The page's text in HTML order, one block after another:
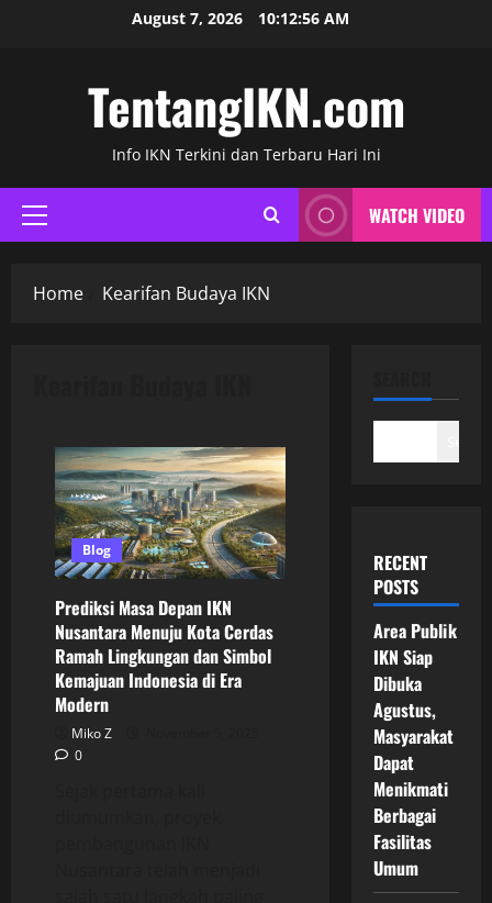
August 7, 2026 10:12:57 AM
TentangIKN.com
Info IKN Terkini dan Terbaru Hari Ini
Primary
Menu
WATCH VIDEO
Home Kearifan Budaya IKN
Blog
Prediksi Masa Depan IKN
Nusantara Menuju Kota Cerdas
Ramah Lingkungan dan Simbol
Kemajuan Indonesia di Era
Modern
Miko Z
0
RECENT
POSTS
Area Publik
IKN Siap
Dibuka
Agustus,
Masyarakat
Dapat
Menikmati
Berbagai
Fasilitas
Umum